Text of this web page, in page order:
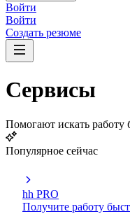
Войти
Войти
Создать резюме
Сервисы
Помогают искать работу
Популярное сейчас
hh PRO
Получите работу